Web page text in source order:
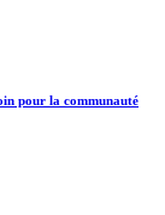
pour la communauté